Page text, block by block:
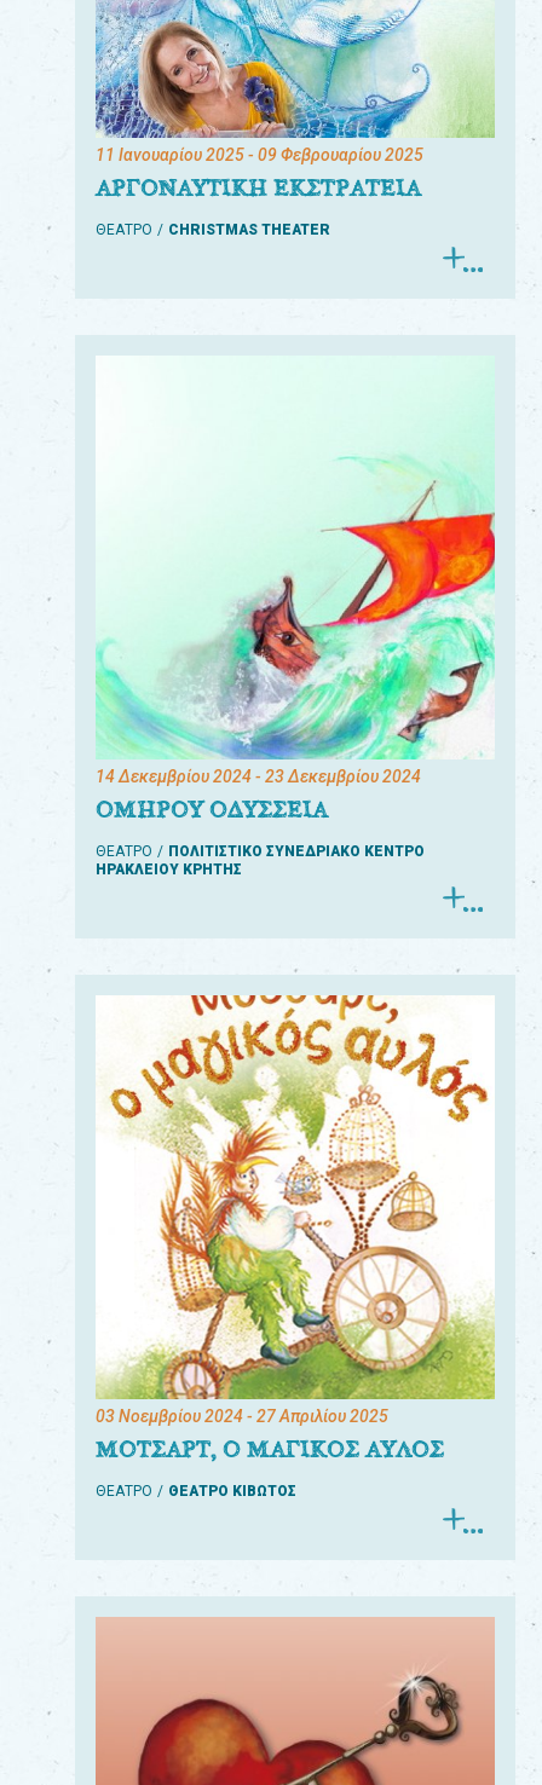
11 Ιανουαρίου 2025- 09 Φεβρουαρίου 2025
ΑΡΓΟΝΑΥΤΙΚΗ ΕΚΣΤΡΑΤΕΙΑ
ΘΕΑΤΡΟ CHRISTMAS THEATER
14 Δεκεμβρίου 2024- 23 Δεκεμβρίου 2024
ΟΜΗΡΟΥ ΟΔΥΣΣΕΙΑ
ΘΕΑΤΡΟ
ΠΟΛΙΤΙΣΤΙΚΟ ΣΥΝΕΔΡΙΑΚΟ ΚΕΝΤΡΟ
ΗΡΑΚΛΕΙΟΥ ΚΡΗΤΗΣ
03 Νοεμβρίου 2024- 27 Απριλίου 2025
ΜΟΤΣΑΡΤ, Ο ΜΑΓΙΚΟΣ ΑΥΛΟΣ
ΘΕΑΤΡΟ ΘΕΑΤΡΟ ΚΙΒΩΤΟΣ